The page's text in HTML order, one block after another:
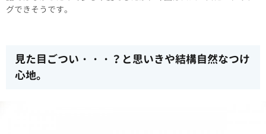
グできそうです。
見た目ごつい・・・？と思いきや結構自然なつけ
心地。